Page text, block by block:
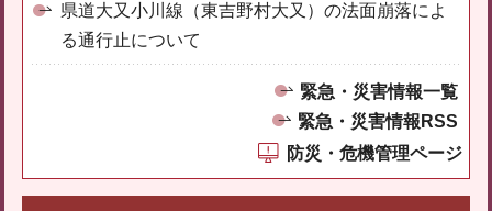
県道大又小川線（東吉野村大又）の法面崩落によ
る通行止について
緊急・災害情報一覧
緊急・災害情報RSS
防災・危機管理ページ